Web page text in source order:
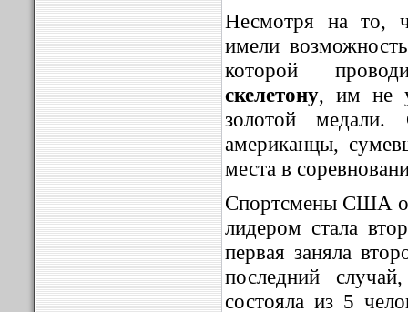
Несмотря на то,
имели
которой
скелетону, им не
золотой медали.
американцы,
места в
Спортсмены США
лидером стала
первая заняла
последний
состояла из 5